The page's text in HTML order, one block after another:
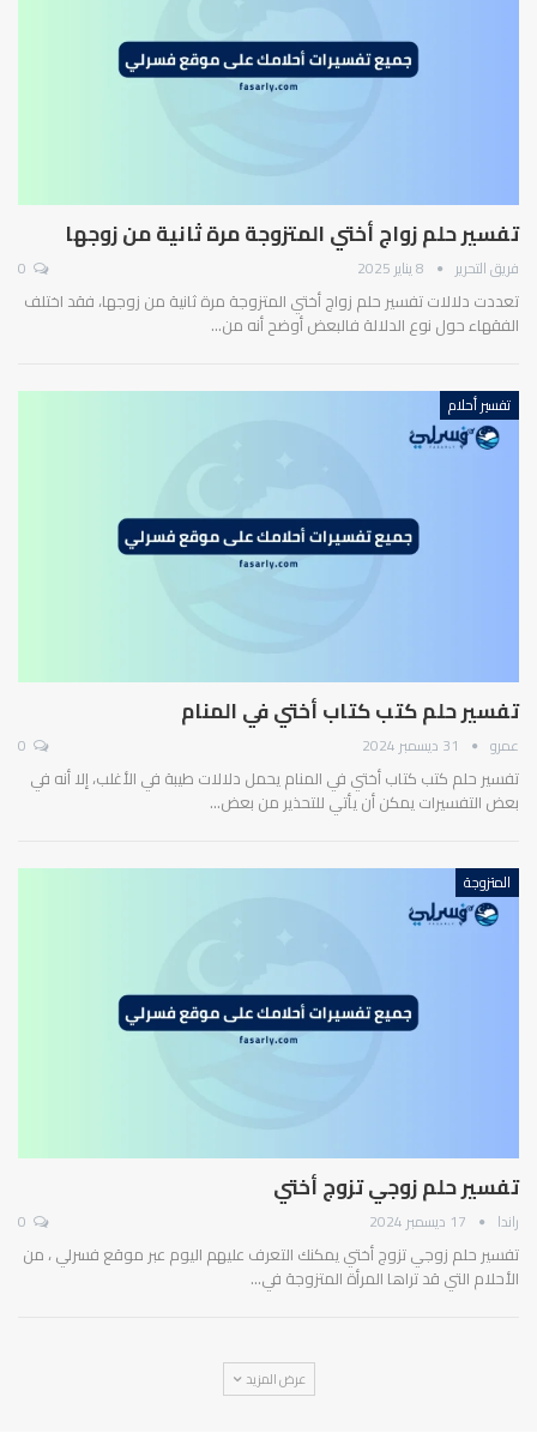
تفسير حلم زواج أختي المتزوجة مرة ثانية من زوجها
فريق التحرير 8 يناير 2025
تعددت دلالات تفسير حلم زواج أختي المتزوجة مرة ثانية من زوجها، فقد اختلف
الفقهاء حول نوع الدلالة فالبعض أوضح أنه من…
تفسير أحلام
تفسير حلم كتب كتاب أختي في المنام
عمرو 31 ديسمبر 2024
تفسير حلم كتب كتاب أختي في المنام يحمل دلالات طيبة في الأغلب، إلا أنه في
بعض التفسيرات يمكن أن يأتي للتحذير من بعض…
المتزوجة
تفسير حلم زوجي تزوج أختي
راندا 17 ديسمبر 2024
تفسير حلم زوجي تزوج أختي يمكنك التعرف عليهم اليوم عبر موقع فسرلي ، من
الأحلام التي قد تراها المرأة المتزوجة في…
عرض المزيد